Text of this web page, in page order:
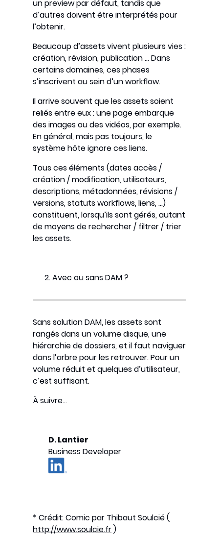
un preview par défaut, tandis que
d’autres doivent être interprétés pour
l’obtenir.
Beaucoup d’assets vivent plusieurs vies :
création, révision, publication … Dans
certains domaines, ces phases
s’inscrivent au sein d’un workflow.
Il arrive souvent que les assets soient
reliés entre eux : une page embarque
des images ou des vidéos, par exemple.
En général, mais pas toujours, le
système hôte ignore ces liens.
Tous ces éléments (dates accès /
création / modification, utilisateurs,
descriptions, métadonnées, révisions /
versions, statuts workflows, liens, …)
constituent, lorsqu’ils sont gérés, autant
de moyens de rechercher / filtrer / trier
les assets.
Avec ou sans DAM ?
Sans solution DAM, les assets sont
rangés dans un volume disque, une
hiérarchie de dossiers, et il faut naviguer
dans l’arbre pour les retrouver. Pour un
volume réduit et quelques d’utilisateur,
c’est suffisant.
À suivre…
D. Lantier
Business Developer
* Crédit: Comic par Thibaut Soulcié (
http://www.soulcie.fr )